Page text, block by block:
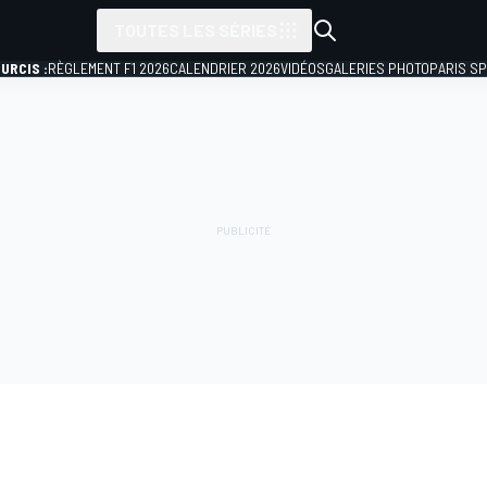
:RÈGLEMENT F1 2026CALENDRIER 2026VIDÉOSGALERIES PHOTOPARIS